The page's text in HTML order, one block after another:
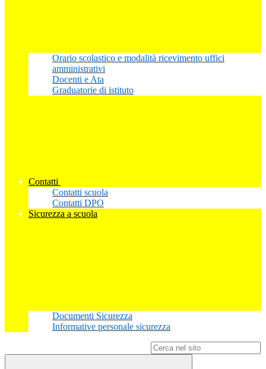
Orario scolastico e modalità ricevimento uffici
amministrativi
Docenti e Ata
Graduatorie di istituto
Contatti
Contatti scuola
Contatti DPO
Sicurezza a scuola
Documenti Sicurezza
Informative personale sicurezza